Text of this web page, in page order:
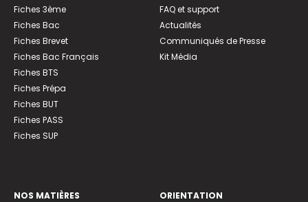
Fiches 3ème
Fiches Bac
Fiches Brevet
Fiches Bac Français
Fiches BTS
Fiches Prépa
Fiches BUT
Fiches PASS
Fiches SUP
FAQ et support
Actualités
Communiqués de Presse
Kit Média
NOS MATIÈRES
ORIENTATION